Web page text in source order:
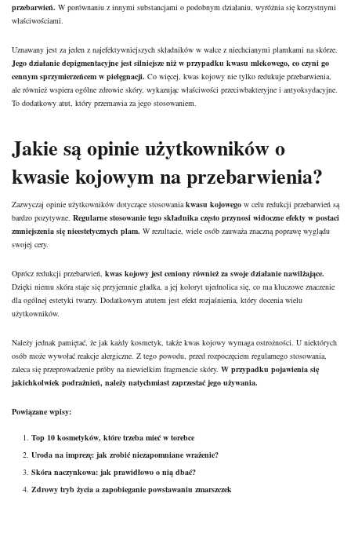
przebarwień. W porównaniu z innymi substancjami o podobnym działaniu, wyróżnia się korzystnymi
właściwościami.
Uznawany jest za jeden z najefektywniejszych składników w walce z niechcianymi plamkami na skórze.
Jego działanie depigmentacyjne jest silniejsze niż w przypadku kwasu mlekowego, co czyni go
cennym sprzymierzeńcem w pielęgnacji. Co więcej, kwas kojowy nie tylko redukuje przebarwienia,
ale również wspiera ogólne zdrowie skóry, wykazując właściwości przeciwbakteryjne i antyoksydacyjne.
To dodatkowy atut, który przemawia za jego stosowaniem.
Jakie są opinie użytkowników o
kwasie kojowym na przebarwienia?
Zazwyczaj opinie użytkowników dotyczące stosowaniakwasu kojowego w celu redukcji przebarwień są
bardzo pozytywne. Regularne stosowanie tego składnika często przynosi widoczne efekty w postaci
zmniejszenia się nieestetycznych plam. W rezultacie, wiele osób zauważa znaczną poprawę wyglądu
swojej cery.
Oprócz redukcji przebarwień, kwas kojowy jest ceniony również za swoje działanie nawilżające.
Dzięki niemu skóra staje się przyjemnie gładka, a jej koloryt ujednolica się, co ma kluczowe znaczenie
dla ogólnej estetyki twarzy. Dodatkowym atutem jest efekt rozjaśnienia, który docenia wielu
użytkowników.
Należy jednak pamiętać, że jak każdy kosmetyk, także kwas kojowy wymaga ostrożności. U niektórych
osób może wywołać reakcje alergiczne. Z tego powodu, przed rozpoczęciem regularnego stosowania,
zaleca się przeprowadzenie próby na niewielkim fragmencie skóry. W przypadku pojawienia się
jakichkolwiek podrażnień, należy natychmiast zaprzestać jego używania.
Powiązane wpisy:
Top 10 kosmetyków, które trzeba mieć w torebce
Uroda na imprezę: jak zrobić niezapomniane wrażenie?
Skóra naczynkowa: jak prawidłowo o nią dbać?
Zdrowy tryb życia a zapobieganie powstawaniu zmarszczek